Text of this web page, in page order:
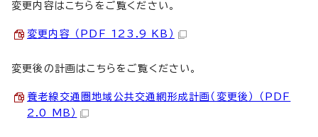
変更内容はこちらをご覧ください。
変更内容 （PDF 123.9 KB）
変更後の計画はこちらをご覧ください。
養老線交通圏地域公共交通網形成計画（変更後） （PDF
2.0 MB）